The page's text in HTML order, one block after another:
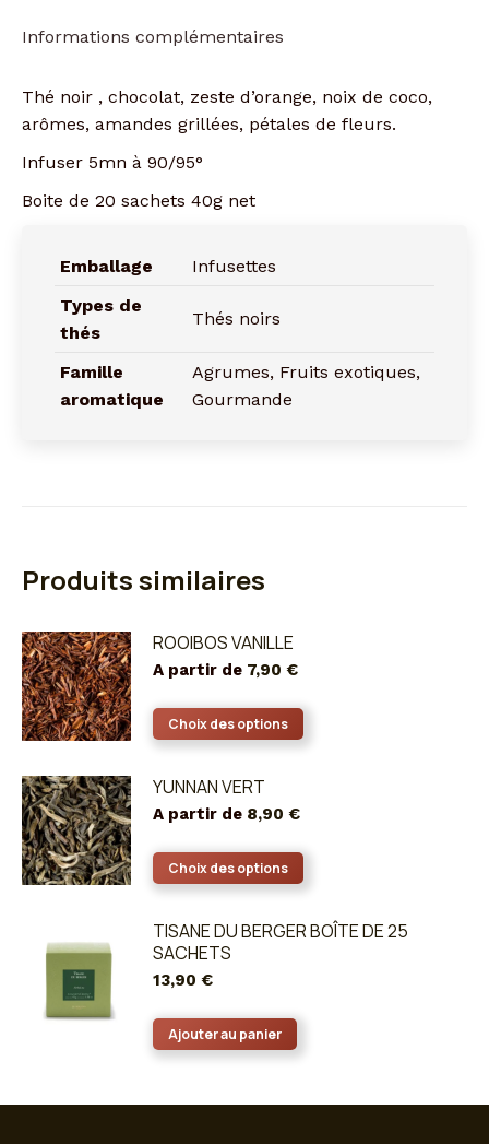
Informations complémentaires
Thé noir , chocolat, zeste d’orange, noix de coco,
arômes, amandes grillées, pétales de fleurs.
Infuser 5mn à 90/95°
Boite de 20 sachets 40g net
Emballage
Infusettes
Types de
thés
Thés noirs
Famille
aromatique
Agrumes, Fruits exotiques,
Gourmande
Produits similaires
ROOIBOS VANILLE
A partir de 7,90 €
Choix des options
produit
Les
options
être
produit
YUNNAN VERT
A partir de 8,90 €
Choix des options
produit
a
choisies
TISANE DU BERGER BOÎTE DE 25
SACHETS
13,90 €
Ajouter au panier